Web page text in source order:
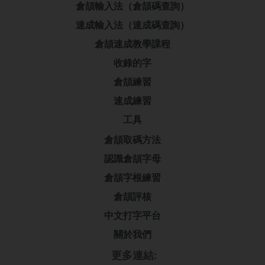
倉頡輸入法（倉頡碼查詢）
速成輸入法（速成碼查詢）
倉頡速成教學課程
收錄的字
倉頡練習
速成練習
工具
倉頡取碼方法
認識倉頡字母
倉頡字根練習
倉頡評核
中文打字平台
關於我們
更多連結: